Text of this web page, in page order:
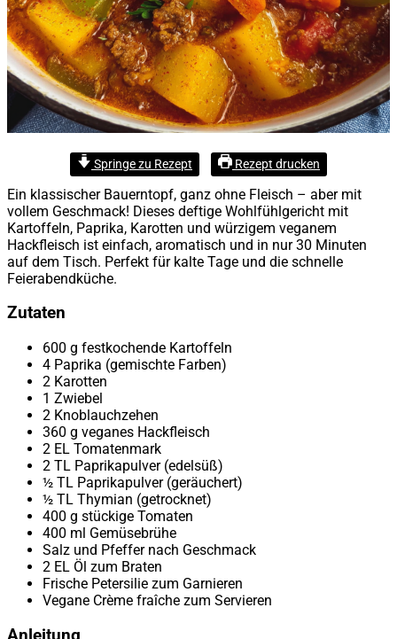
Springe zu Rezept Rezept drucken
Ein klassischer Bauerntopf, ganz ohne Fleisch – aber mit
vollem Geschmack! Dieses deftige Wohlfühlgericht mit
Kartoffeln, Paprika, Karotten und würzigem veganem
Hackfleisch ist einfach, aromatisch und in nur 30 Minuten
auf dem Tisch. Perfekt für kalte Tage und die schnelle
Feierabendküche.
Zutaten
600 g festkochende Kartoffeln
4 Paprika (gemischte Farben)
2 Karotten
1 Zwiebel
2 Knoblauchzehen
360 g veganes Hackfleisch
2 EL Tomatenmark
2 TL Paprikapulver (edelsüß)
½ TL Paprikapulver (geräuchert)
½ TL Thymian (getrocknet)
400 g stückige Tomaten
400 ml Gemüsebrühe
Salz und Pfeffer nach Geschmack
2 EL Öl zum Braten
Frische Petersilie zum Garnieren
Vegane Crème fraîche zum Servieren